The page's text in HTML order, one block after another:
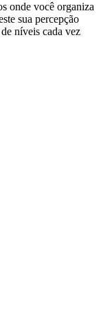
onde você organiza
sua percepção
níveis cada vez